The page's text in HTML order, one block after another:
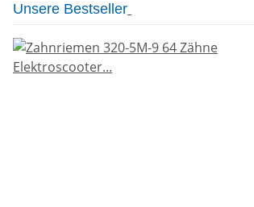
Unsere Bestseller